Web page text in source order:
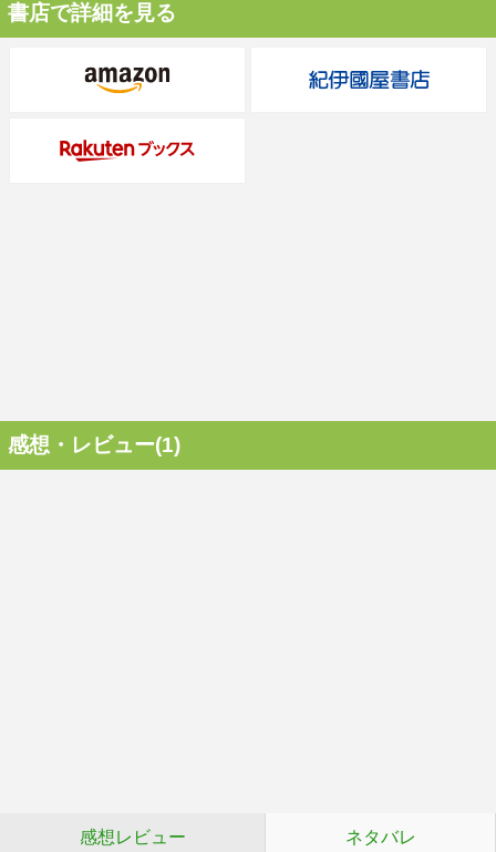
書店で詳細を見る
感想・レビュー(1)
感想レビュー ネタバレ